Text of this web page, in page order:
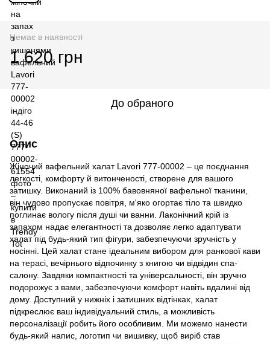
Немає в наявності
1 620 грн
До обраного
Опис
Жіночий вафельний халат Lavori 777-00002 – це поєднання
легкості, комфорту й витонченості, створене для вашого
затишку. Виконаний із 100% бавовняної вафельної тканини,
він чудово пропускає повітря, м'яко огортає тіло та швидко
поглинає вологу після душі чи ванни. Лаконічний крій із
запахом надає елегантності та дозволяє легко адаптувати
халат під будь-який тип фігури, забезпечуючи зручність у
носінні. Цей халат стане ідеальним вибором для ранкової кави
на терасі, вечірнього відпочинку з книгою чи відвідин спа-
салону. Завдяки компактності та універсальності, він зручно
подорожує з вами, забезпечуючи комфорт навіть вдалині від
дому. Доступний у нижніх і затишних відтінках, халат
підкреслює ваш індивідуальний стиль, а можливість
персоналізації робить його особливим. Ми можемо нанести
будь-який напис, логотип чи вишивку, щоб виріб став